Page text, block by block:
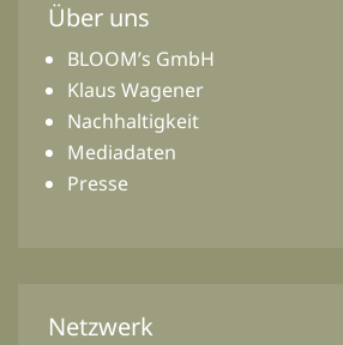
Über uns
BLOOM’s GmbH
Klaus Wagener
Nachhaltigkeit
Mediadaten
Presse
Netzwerk